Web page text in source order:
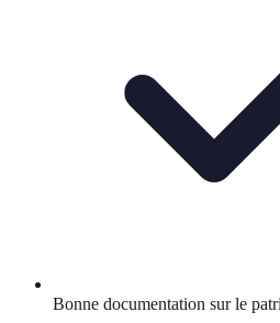
Bonne documentation sur le